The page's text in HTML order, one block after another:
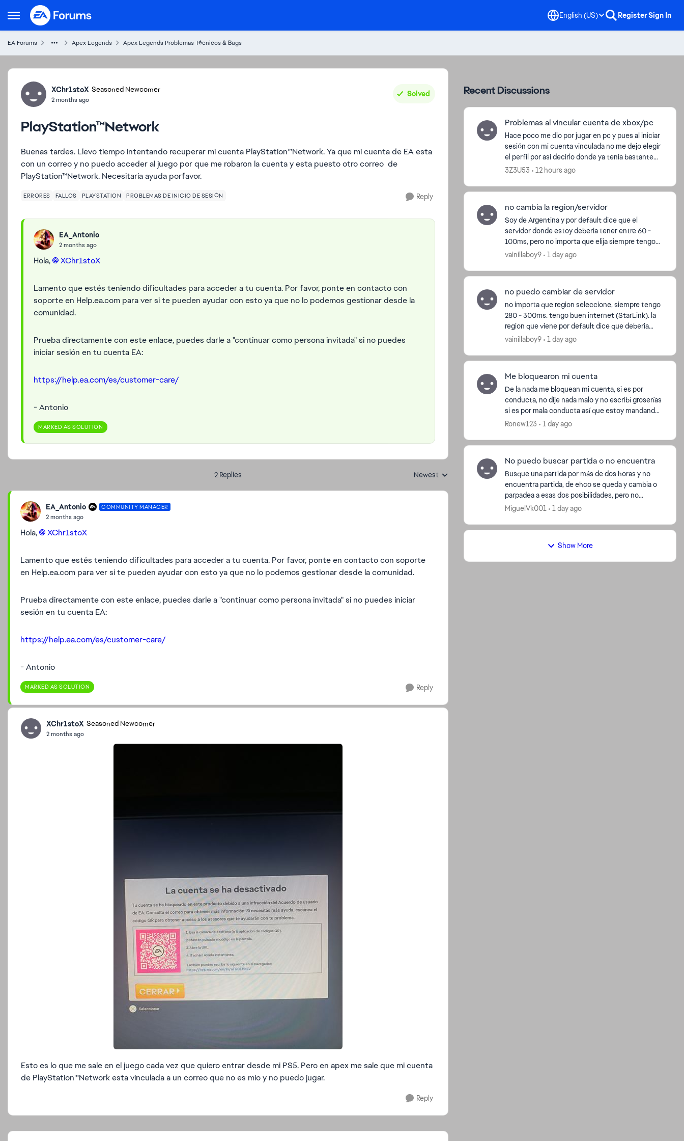
Open Side Menu
Skip to content English (US) RegisterSign In
EA Forums Apex Legends Apex Legends Problemas Técnicos & Bugs
Forum Discussion
XChr1stoX Seasoned Newcomer
2 months ago
Solved
PlayStation™Network
Buenas tardes. Llevo tiempo intentando recuperar mi cuenta PlayStation™Network. Ya que mi cuenta de EA esta
con un correo y no puedo acceder al juego por que me robaron la cuenta y esta puesto otro correo de
PlayStation™Network. Necesitaría ayuda porfavor.
ERRORES FALLOS PLAYSTATION PROBLEMAS DE INICIO DE SESIÓN Reply
EA_Antonio
2 months ago
Hola, XChr1stoX​
Lamento que estés teniendo dificultades para acceder a tu cuenta. Por favor, ponte en contacto con
soporte en Help.ea.com para ver si te pueden ayudar con esto ya que no lo podemos gestionar desde la
comunidad.
Prueba directamente con este enlace, puedes darle a "continuar como persona invitada" si no puedes
iniciar sesión en tu cuenta EA:
https://help.ea.com/es/customer-care/
- Antonio
MARKED AS SOLUTION
2 Replies Replies sorted by
Newest
EA_Antonio COMMUNITY MANAGER
2 months ago
Hola, XChr1stoX​
Lamento que estés teniendo dificultades para acceder a tu cuenta. Por favor, ponte en contacto con soporte
en Help.ea.com para ver si te pueden ayudar con esto ya que no lo podemos gestionar desde la comunidad.
Prueba directamente con este enlace, puedes darle a "continuar como persona invitada" si no puedes iniciar
sesión en tu cuenta EA:
https://help.ea.com/es/customer-care/
- Antonio
MARKED AS SOLUTION Reply
XChr1stoX Seasoned Newcomer
2 months ago
Esto es lo que me sale en el juego cada vez que quiero entrar desde mi PS5. Pero en apex me sale que mi cuenta
de PlayStation™Network esta vinculada a un correo que no es mio y no puedo jugar.
Reply
Featured Places
Recent Discussions
Problemas al vincular cuenta de xbox/pc
Hace poco me dio por jugar en pc y pues al iniciar
sesión con mi cuenta vinculada no me dejo elegir
el perfil por asi decirlo donde ya tenia bastante
tiempo (desde que inicio apex) y pues me inicio
3Z3U53 12 hours ago
no cambia la region/servidor
Soy de Argentina y por default dice que el
servidor donde estoy deberia tener entre 60 -
100ms, pero no importa que elija siempre tengo
280 - 300ms. Tengo Starlink, no se si es el
vainillaboy9 1 day ago
no puedo cambiar de servidor
no importa que region seleccione, siempre tengo
280 - 300ms. tengo buen internet (StarLink). la
region que viene por default dice que deberia
tener entre 60 - 100 ms, pero cuando juego
vainillaboy9 1 day ago
Me bloquearon mi cuenta
De la nada me bloquean mi cuenta, si es por
conducta, no dije nada malo y no escribí groserías
si es por mala conducta así que estoy mandando
esto para que me desbloqueen les agradecía que
Ronew123 1 day ago
No puedo buscar partida o no encuentra
Busque una partida por más de dos horas y no
encuentra partida, de ehco se queda y cambia o
parpadea a esas dos posibilidades, pero no
encuentra nada, ya desistale, ya instale no se que
MiguelVk001 1 day ago
Show More